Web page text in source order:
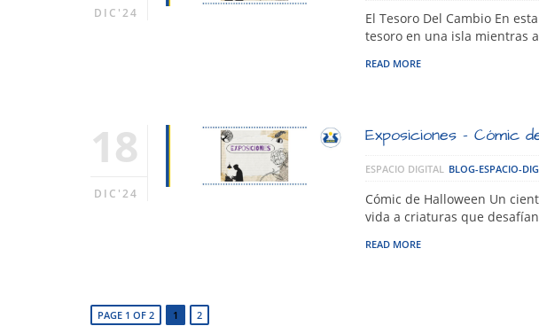
DIC'24
El Tesoro Del Cambio En
tesoro en una isla mientras
READ MORE
18
DIC'24
Exposiciones – Cómic
ESPACIO DIGITAL BLOG-ESPACIO-
Cómic de Halloween Un
vida a criaturas que
READ MORE
PAGE 1 OF 2 1 2